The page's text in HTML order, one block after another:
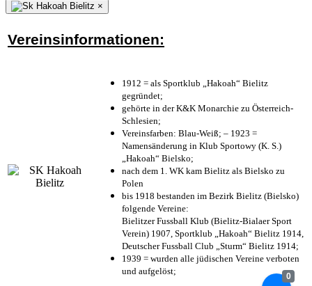
0
×
Vereinsinformationen:
1912 = als Sportklub „Hakoah“ Bielitz
gegründet;
gehörte in der K&K Monarchie zu Österreich-
Schlesien;
Vereinsfarben: Blau-Weiß; – 1923 =
Namensänderung in Klub Sportowy (K. S.)
„Hakoah“ Bielsko;
nach dem 1. WK kam Bielitz als Bielsko zu
Polen
bis 1918 bestanden im Bezirk Bielitz (Bielsko)
folgende Vereine:
Bielitzer Fussball Klub (Bielitz-Bialaer Sport
Verein) 1907, Sportklub „Hakoah“ Bielitz 1914,
Deutscher Fussball Club „Sturm“ Bielitz 1914;
1939 = wurden alle jüdischen Vereine verboten
und aufgelöst;